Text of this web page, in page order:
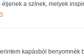
éljenek a színek, melyek
kapásból benyomnék